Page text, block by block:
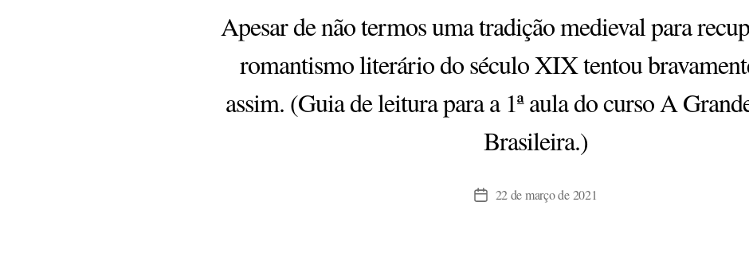
Apesar de não termos uma tradição medieval para
romantismo literário do século XIX tentou
assim. (Guia de leitura para a 1ª aula do curso A
Brasileira.)
Data22 de março de 2021